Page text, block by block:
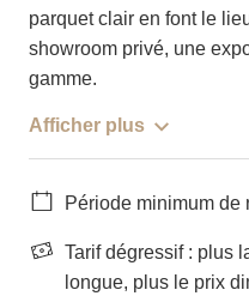
parquet clair en font le
showroom privé, une
gamme.
Afficher plus
Période minimum de
Tarif dégressif : plus
longue, plus le prix